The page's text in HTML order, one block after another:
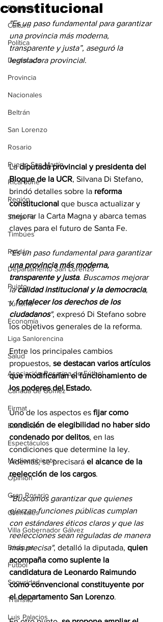
Deportes
Cultura
Política
Destacada
Provincia
Nacionales
Beltrán
San Lorenzo
Rosario
Puerto San Martín
Ricardone
Región
Santa Fe
Timbúes
Roldán
Departamento San Lorenzo
Pujato
Turismo
Economía
Liga Sanlorencina
Salud
Asociación Rosarina de Fútbol
Cañada de Gómez
Firmat
Educación
Espectáculos
Medioambiente
Opinión
Gran Rosario
Gremiales
Villa Gobernador Gálvez
Básquet
Fútbol
Seguridad
Tránsito
Luis Palacios
constitucional
"Es un paso fundamental para garantizar
una provincia más moderna,
transparente y justa”, aseguró la
legisladora provincial.
La diputada provincial y presidenta del
Bloque de la UCR, Silvana Di Stefano,
brindó detalles sobre la reforma
constitucional que busca actualizar y
mejorar la Carta Magna y abarca temas
claves para el futuro de Santa Fe.
"Es un paso fundamental para garantizar
una provincia más moderna,
transparente y justa. Buscamos mejorar
la calidad institucional y la democracia,
y fortalecer los derechos de los
ciudadanos", expresó Di Stefano sobre
los objetivos generales de la reforma.
Entre los principales cambios
propuestos, se destacan varios artículos
que modificarían el funcionamiento de
los poderes del Estado.
Uno de los aspectos es fijar como
condición de elegibilidad no haber sido
condenado por delitos, en las
condiciones que determine la ley.
Además, se precisará el alcance de la
reelección de los cargos.
“Buscamos garantizar que quienes
ejerzan funciones públicas cumplan
con estándares éticos claros y que las
reelecciones sean reguladas de manera
más precisa", detalló la diputada, quien
acompaña como suplente la
candidatura de Leonardo Raimundo
como convencional constituyente por
el departamento San Lorenzo.